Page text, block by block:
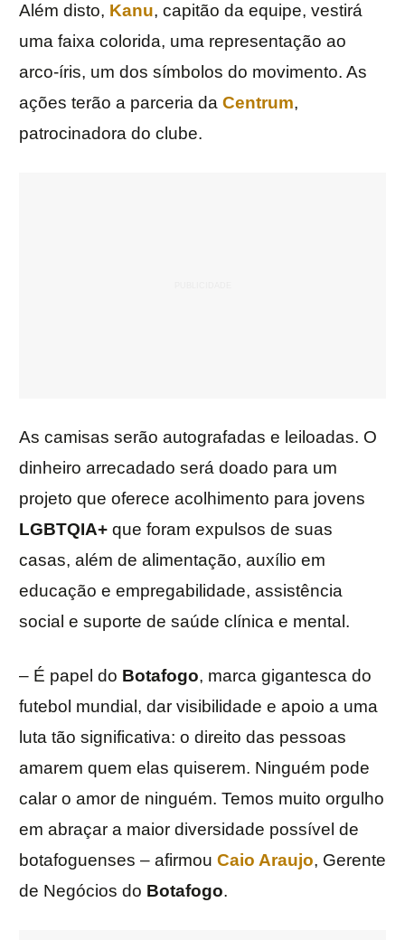
Além disto, Kanu, capitão da equipe, vestirá
uma faixa colorida, uma representação ao
arco-íris, um dos símbolos do movimento. As
ações terão a parceria da Centrum,
patrocinadora do clube.
As camisas serão autografadas e leiloadas. O
dinheiro arrecadado será doado para um
projeto que oferece acolhimento para jovens
LGBTQIA+ que foram expulsos de suas
casas, além de alimentação, auxílio em
educação e empregabilidade, assistência
social e suporte de saúde clínica e mental.
– É papel do Botafogo, marca gigantesca do
futebol mundial, dar visibilidade e apoio a uma
luta tão significativa: o direito das pessoas
amarem quem elas quiserem. Ninguém pode
calar o amor de ninguém. Temos muito orgulho
em abraçar a maior diversidade possível de
botafoguenses – afirmou Caio Araujo, Gerente
de Negócios do Botafogo.